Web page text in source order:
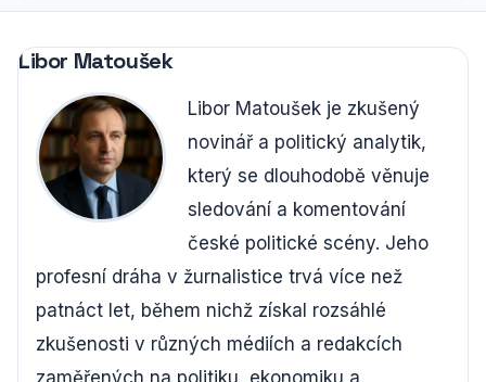
Libor Matoušek
Libor Matoušek je zkušený
novinář a politický analytik,
který se dlouhodobě věnuje
sledování a komentování
české politické scény. Jeho
profesní dráha v žurnalistice trvá více než
patnáct let, během nichž získal rozsáhlé
zkušenosti v různých médiích a redakcích
zaměřených na politiku, ekonomiku a